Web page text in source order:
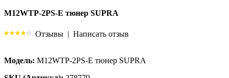
M12WTP-2PS-E тюнер SUPRA
Отзывы | Написать отзыв
Модель: M12WTP-2PS-E тюнер SUPRA